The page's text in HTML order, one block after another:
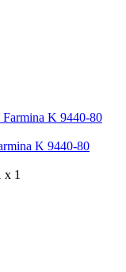
K 9440-80
x 1